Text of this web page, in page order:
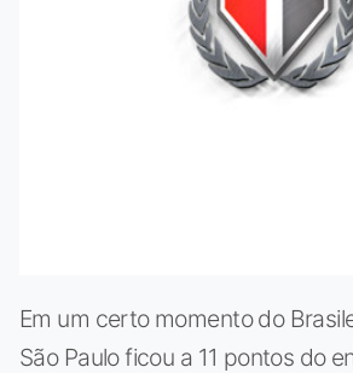
Em um certo momento do
São Paulo ficou a 11 pontos do